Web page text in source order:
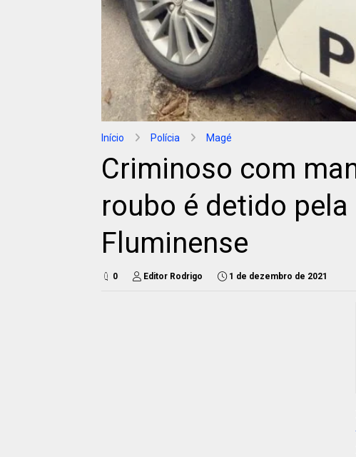
Início Polícia Magé
Criminoso com
roubo é detido
Fluminense
0 Editor Rodrigo 1 de dezembro de 2021